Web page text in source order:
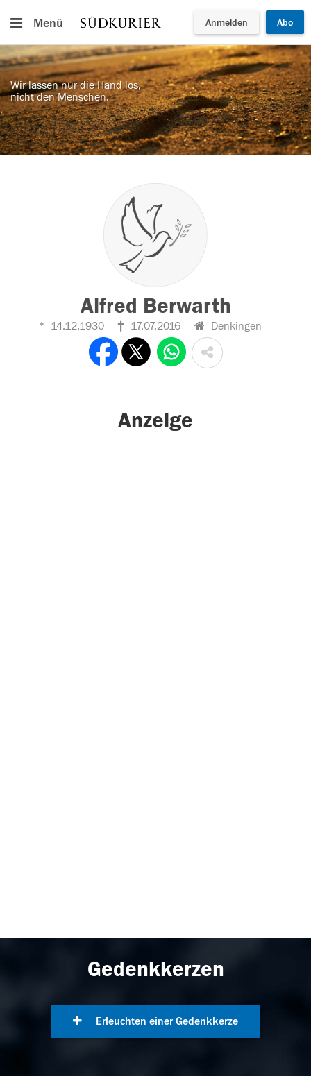
Menü Anmelden Abo
Wir lassen nur die Hand los,
nicht den Menschen.
Alfred Berwarth
14.12.1930 17.07.2016 Denkingen
Anzeige
Gedenkkerzen
Erleuchten einer Gedenkkerze